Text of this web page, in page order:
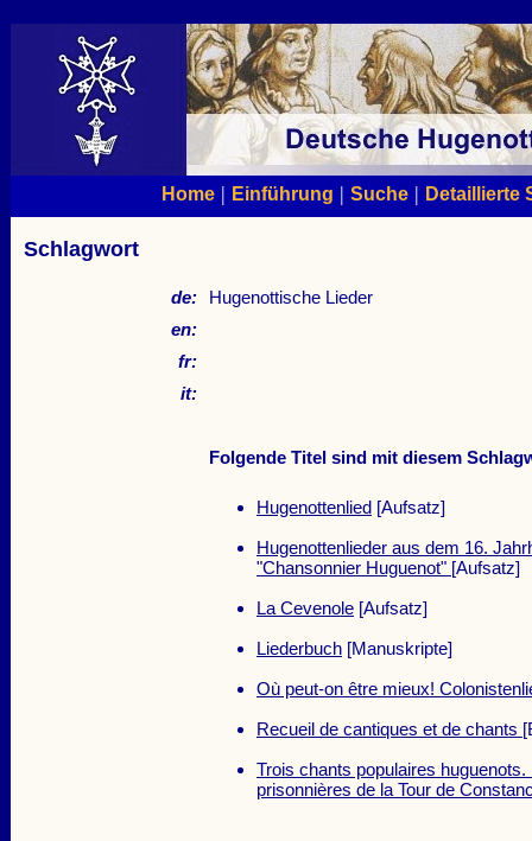
Home| Einführung | Suche| Detaillierte
Schlagwort
de:
Hugenottische Lieder
en:
fr:
it:
Folgende Titel sind mit diesem
Hugenottenlied[Aufsatz]
Hugenottenlieder aus dem 16.
"Chansonnier Huguenot" [Aufsatz]
La Cevenole[Aufsatz]
Liederbuch[Manuskripte]
Où peut-on être mieux!
Recueil de cantiques et de chants
Trois chants populaires
prisonnières de la Tour de